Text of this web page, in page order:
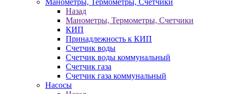
Манометры, Термометры, Счетчики
Назад
Манометры, Термометры, Счетчики
КИП
Принадлежность к КИП
Счетчик воды
Счетчик воды коммунальный
Счетчик газа
Счетчик газа коммунальный
Насосы